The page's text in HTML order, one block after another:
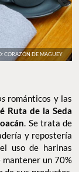
CORAZÓN DE MAGUEY
románticos y las
Ruta de la Seda
. Se trata de
y repostería
uso de harinas
un 70%